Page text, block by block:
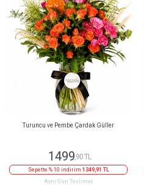
Turuncu ve Pembe Çardak Güller
1499 ,90 TL
Sepette % 10 indirim 1349,91 TL
Aynı Gün Teslimat